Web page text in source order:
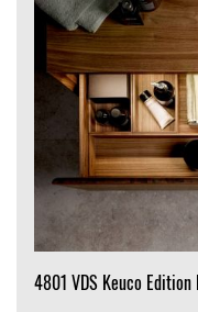
4801 VDS Keuco